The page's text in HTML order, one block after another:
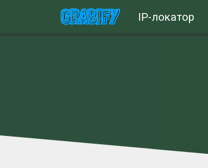
IP-локатор